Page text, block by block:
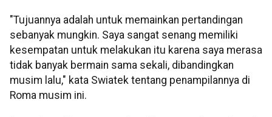
"Tujuannya adalah untuk memainkan pertandingan
sebanyak mungkin. Saya sangat senang memiliki
kesempatan untuk melakukan itu karena saya merasa
tidak banyak bermain sama sekali, dibandingkan
musim lalu," kata Swiatek tentang penampilannya di
Roma musim ini.